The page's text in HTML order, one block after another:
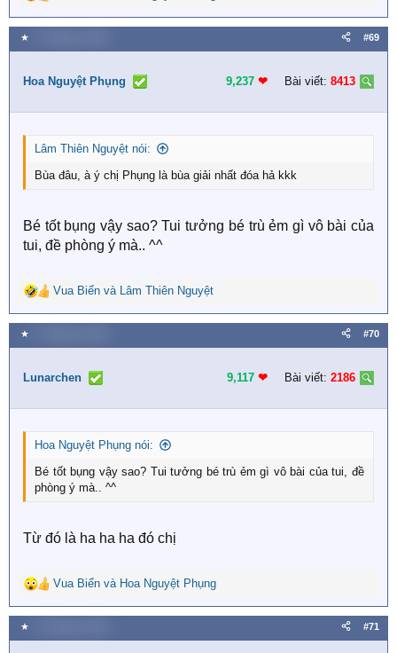
e
a
c
i
n
★ #69
Hoa Nguyệt Phụng 9,237 ❤︎ Bài viết: 8413
Lâm Thiên Nguyệt nói:
Bùa đâu, à ý chị Phụng là bùa giải nhất đóa hả kkk
Bé tốt bụng vậy sao? Tui tưởng bé trù ẻm gì vô bài của
tui, đề phòng ý mà.. ^^
R
e
a
c
i
n
Vua Biển và Lâm Thiên Nguyệt
★ #70
Lunarchen 9,117 ❤︎ Bài viết: 2186
Hoa Nguyệt Phụng nói:
Bé tốt bụng vậy sao? Tui tưởng bé trù ẻm gì vô bài của tui, đề
phòng ý mà.. ^^
Từ đó là ha ha ha đó chị
R
e
a
c
Vua Biển và Hoa Nguyệt Phụng
★ #71